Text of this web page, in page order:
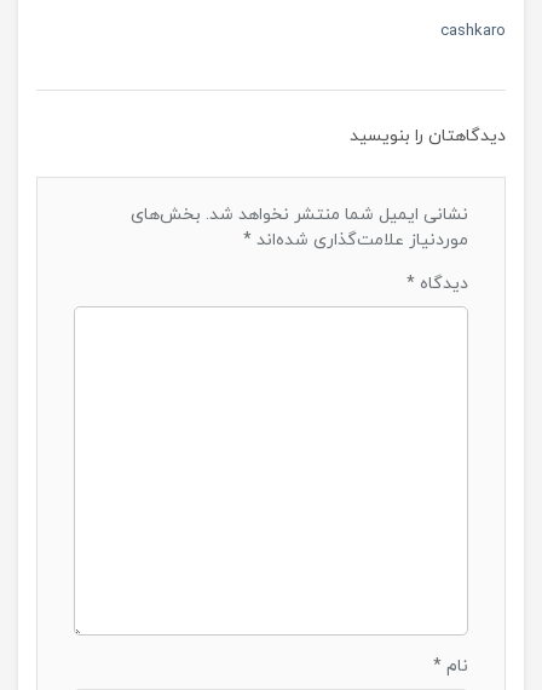
cashkaro
دیدگاهتان را بنویسید
نشانی ایمیل شما منتشر نخواهد شد. بخش‌های
موردنیاز علامت‌گذاری شده‌اند *
دیدگاه *
نام *